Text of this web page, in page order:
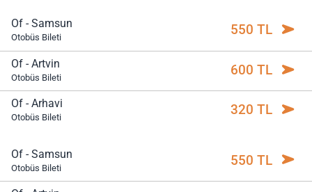
Of - Samsun
Otobüs Bileti 550 TL
Of - Artvin
Otobüs Bileti 600 TL
Of - Arhavi
Otobüs Bileti 320 TL
Of - Samsun
Otobüs Bileti 550 TL